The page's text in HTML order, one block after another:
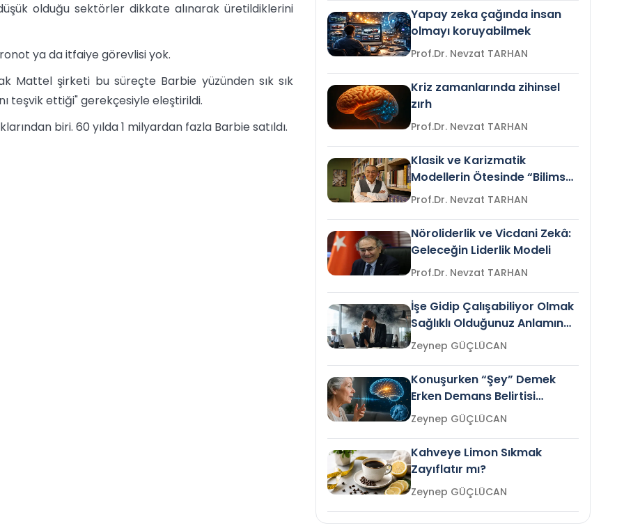
olduğu sektörler dikkate alınarak üretildiklerini
ya da itfaiye görevlisi yok.
Mattel şirketi bu süreçte Barbie yüzünden sık sık
teşvik ettiği" gerekçesiyle eleştirildi.
biri. 60 yılda 1 milyardan fazla Barbie satıldı.
Yapay zeka çağında insan
olmayı koruyabilmek
Prof.Dr. Nevzat TARHAN
Kriz zamanlarında zihinsel
zırh
Prof.Dr. Nevzat TARHAN
Klasik ve Karizmatik
Modellerin Ötesinde “Bilimsel
Liderlik”
Prof.Dr. Nevzat TARHAN
Nöroliderlik ve Vicdani Zekâ:
Geleceğin Liderlik Modeli
Prof.Dr. Nevzat TARHAN
İşe Gidip Çalışabiliyor Olmak
Sağlıklı Olduğunuz Anlamına
Gelir mi?Zeynep GÜÇLÜCAN
Konuşurken “Şey” Demek
Erken Demans Belirtisi
Olabilir mi?Zeynep GÜÇLÜCAN
Kahveye Limon Sıkmak
Zayıflatır mı?
Zeynep GÜÇLÜCAN